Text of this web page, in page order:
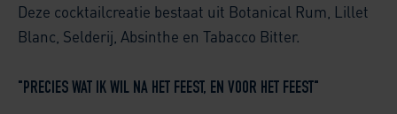
Deze cocktailcreatie bestaat uit Botanical Rum, Lillet
Blanc, Selderij, Absinthe en Tabacco Bitter.
"PRECIES WAT IK WIL NA HET FEEST, EN VOOR HET FEEST"